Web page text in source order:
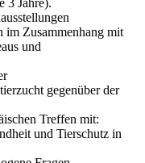
3 Jahre).
im Zusammenhang mit
und
gegenüber der
Treffen mit:
und Tierschutz in